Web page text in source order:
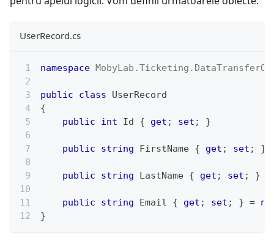
UserRecord.cs
namespace MobyLab .Ticketing .
public class
UserRecord
{
public
int Id { get ; set ; }
public string FirstName { get ; set ; }
public string LastName { get ; set ; }
public string Email { get ; set ; } =
}